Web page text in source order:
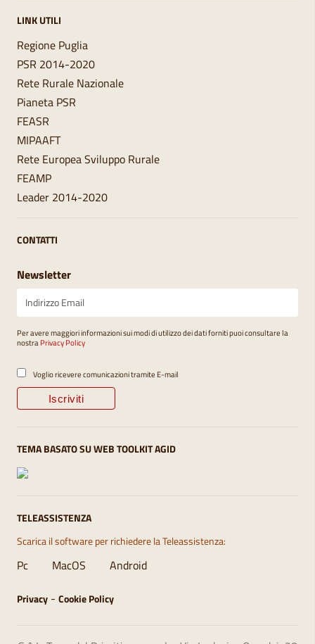
LINK UTILI
Regione Puglia
PSR 2014-2020
Rete Rurale Nazionale
Pianeta PSR
FEASR
MIPAAFT
Rete Europea Sviluppo Rurale
FEAMP
Leader 2014-2020
CONTATTI
Newsletter
Per avere maggiori informazioni sui modi di utilizzo dei dati forniti puoi consultare la
nostraPrivacy Policy
Voglio ricevere comunicazioni tramite E-mail
TEMA BASATO SU WEB TOOLKIT AGID
TELEASSISTENZA
Scarica il software per richiedere la Teleassistenza:
Pc MacOS Android
Privacy - Cookie Policy